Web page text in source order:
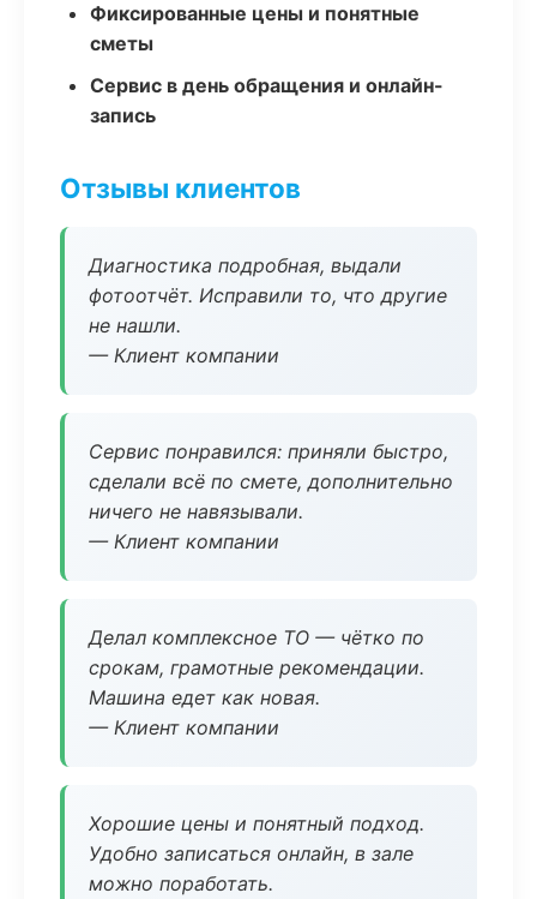
Фиксированные цены и понятные
сметы
Сервис в день обращения и онлайн-
запись
Отзывы клиентов
Диагностика подробная, выдали
фотоотчёт. Исправили то, что другие
не нашли.
— Клиент компании
Сервис понравился: приняли быстро,
сделали всё по смете, дополнительно
ничего не навязывали.
— Клиент компании
Делал комплексное ТО — чётко по
срокам, грамотные рекомендации.
Машина едет как новая.
— Клиент компании
Хорошие цены и понятный подход.
Удобно записаться онлайн, в зале
можно поработать.